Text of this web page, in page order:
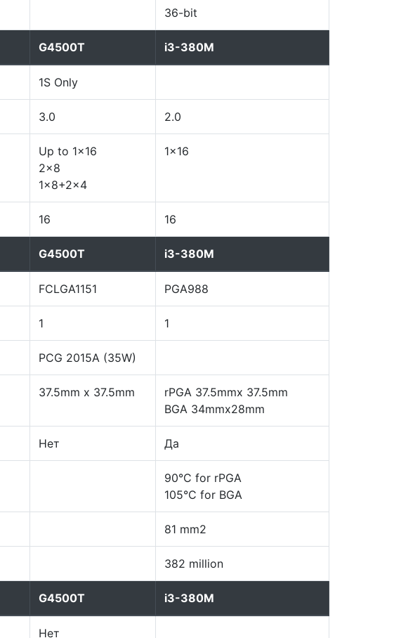
36-bit
G4500T i3-380M
1S Only
3.0 2.0
Up to 1x16
2x8
1x8+2x4
1x16
16 16
G4500T i3-380M
FCLGA1151 PGA988
1 1
PCG 2015A (35W)
37.5mm x 37.5mm
rPGA 37.5mmx 37.5mm
BGA 34mmx28mm
Нет Да
90°C for rPGA
105°C for BGA
81 mm2
382 million
G4500T i3-380M
Нет